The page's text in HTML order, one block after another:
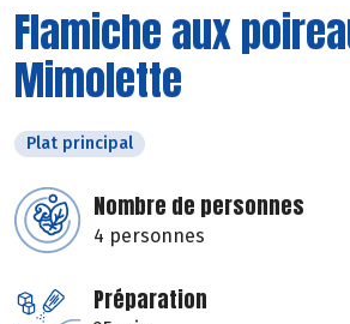
Flamiche aux
Mimolette
Plat principal
Nombre de personnes
4 personnes
Préparation